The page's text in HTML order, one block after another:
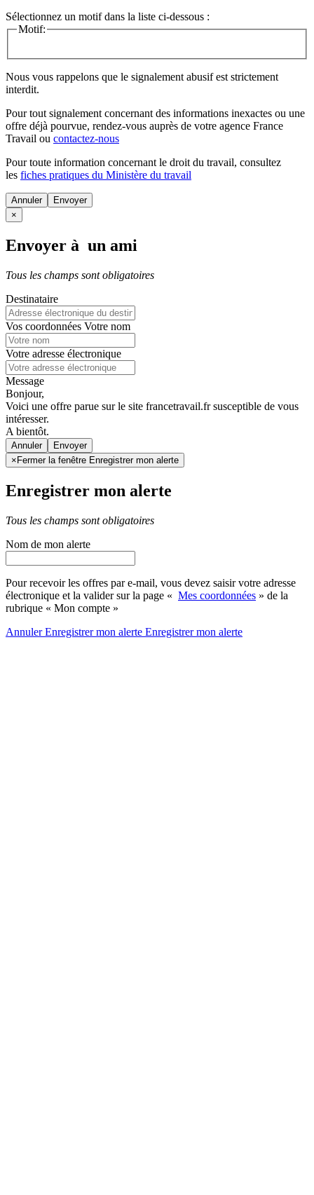
Sélectionnez un motif dans la liste ci-dessous :
Motif:
Nous vous rappelons que le signalement abusif est strictement
interdit.
Pour tout signalement concernant des informations inexactes ou une
offre déjà pourvue, rendez-vous auprès de votre agence France
Travail ou contactez-nous
Pour toute information concernant le droit du travail, consultez
les fiches pratiques du Ministère du travail
Annuler
×
Envoyer à un ami
Tous les champs sont obligatoires
Destinataire
Vos coordonnées Votre nom
Votre adresse électronique
Message
Bonjour,
Voici une offre parue sur le site francetravail.fr susceptible de vous
intéresser.
A bientôt.
Annuler
× Fermer la fenêtre Enregistrer mon alerte
Enregistrer mon alerte
Tous les champs sont obligatoires
Nom de mon alerte
Pour recevoir les offres par e-mail, vous devez saisir votre adresse
électronique et la valider sur la page « Mes coordonnées » de la
rubrique « Mon compte »
AnnulerEnregistrer mon alerte Enregistrermon alerte